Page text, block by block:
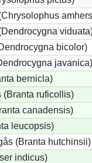
bicolor)
javanica)
bernicla)
(Branta ruficollis)
canadensis)
leucopsis)
(Branta hutchinsii)
indicus)